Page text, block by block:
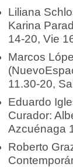
Liliana
Karina
14-20, Vie
Marcos
11.30-20,
Eduardo
Curador:
Azcuénaga
Roberto